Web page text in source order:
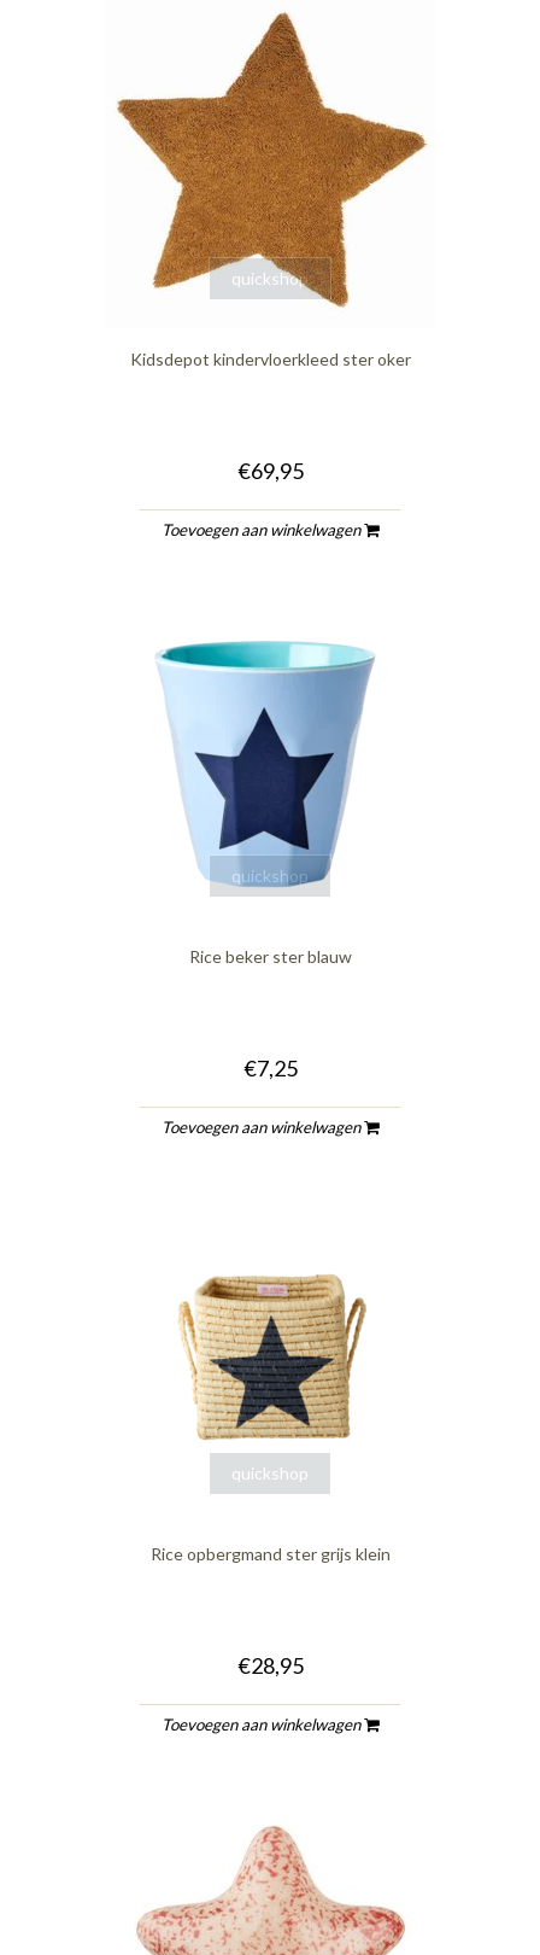
quickshop
Kidsdepot kindervloerkleed ster oker
€69,95
Toevoegen aan winkelwagen
quickshop
Rice beker ster blauw
€7,25
Toevoegen aan winkelwagen
quickshop
Rice opbergmand ster grijs klein
€28,95
Toevoegen aan winkelwagen